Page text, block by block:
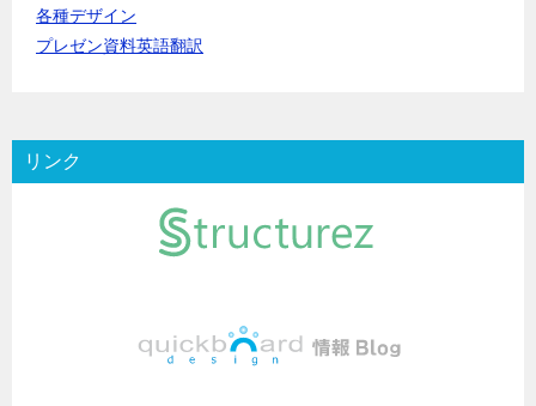
各種デザイン
プレゼン資料英語翻訳
リンク